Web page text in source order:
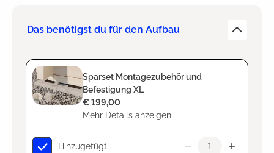
Das benötigst du für den Aufbau
Sparset Montagezubehör und
Befestigung XL
Mehr Details anzeigen
€ 199,00
Hinzugefügt